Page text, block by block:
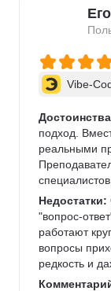
Vibe-
подход.
реальными
Недостатки:
"вопрос-
работают
вопросы
редкость и